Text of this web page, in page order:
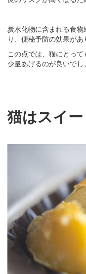
炭水化物に含まれる食
り、便秘予防の効果があ
この点では、猫にとっ
少量あげるのが良いでし
猫はスイ